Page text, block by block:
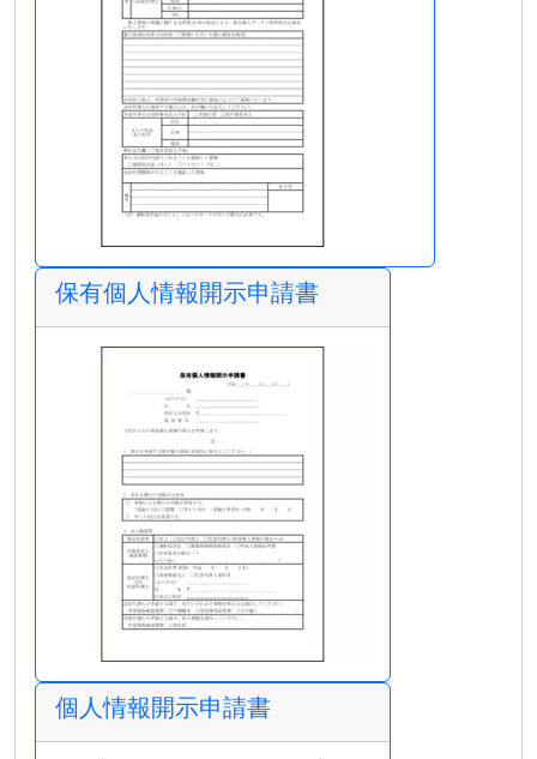
保有個人情報開示申請書
個人情報開示申請書